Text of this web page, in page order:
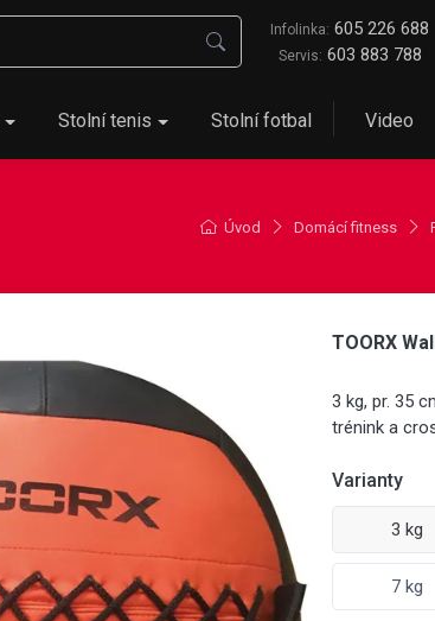
Infolinka: 605 226 688
Servis: 603 883 788
Stolní tenis Stolní fotbal Video
Úvod Domácí fitness
TOORX
3 kg, pr. 35
trénink a
Varianty
3 kg
7 kg